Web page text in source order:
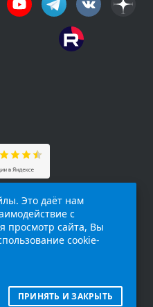
характер и
Это даёт нам
с
просмотр сайта, Вы
cookie-
ПРИНЯТЬ И ЗАКРЫТЬ